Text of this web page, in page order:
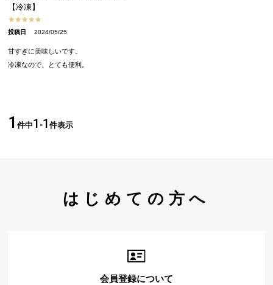
【冷凍】
投稿日 2024/05/25
甘すぎに美味しいです。
冷凍なので、とても便利。
1 件中1 -1 件表示
はじめての方へ
会員登録について